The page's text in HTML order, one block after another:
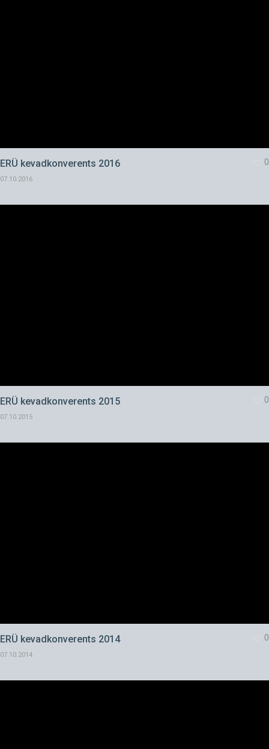
ERÜ kevadkonverents 2016
07.10.2016
0
ERÜ kevadkonverents 2015
07.10.2015
0
ERÜ kevadkonverents 2014
07.10.2014
0